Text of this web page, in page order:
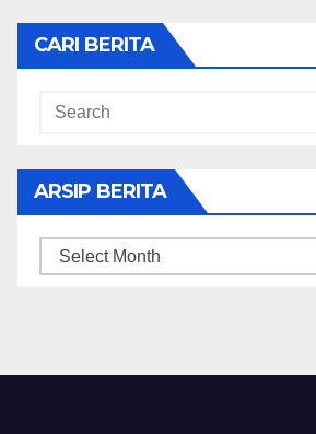
CARI BERITA
ARSIP BERITA
ARSIP